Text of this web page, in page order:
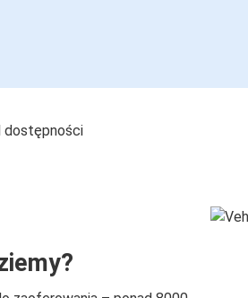
dostępności